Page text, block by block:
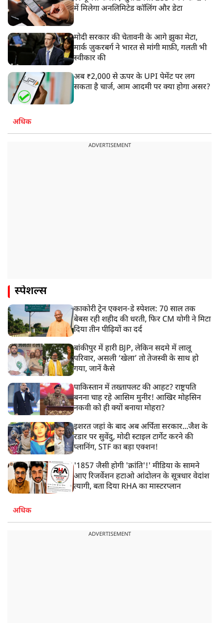
में मिलेगा अनलिमिटेड कॉलिंग और डेटा
मोदी सरकार की चेतावनी के आगे झुका मेटा,
मार्क ज़ुकरबर्ग ने भारत से मांगी माफ़ी, गलती भी
स्वीकार की
अब ₹2,000 से ऊपर के UPI पेमेंट पर लग
सकता है चार्ज, आम आदमी पर क्या होगा असर?
अधिक
ADVERTISEMENT
स्पेशल्स
काकोरी ट्रेन एक्शन-डे स्पेशल: 70 साल तक
बेबस रही शहीद की धरती, फिर CM योगी ने मिटा
दिया तीन पीढ़ियों का दर्द
बांकीपुर में हारी BJP, लेकिन सदमे में लालू
परिवार, असली ‘खेला’ तो तेजस्वी के साथ हो
गया, जानें कैसे
पाकिस्तान में तख्तापलट की आहट? राष्ट्रपति
बनना चाह रहे आसिम मुनीर! आखिर मोहसिन
नकवी को ही क्यों बनाया मोहरा?
इशरत जहां के बाद अब अर्पिता सरकार...जैश के
रडार पर सुवेंदु, मोदी स्टाइल टार्गेट करने की
प्लानिंग, STF का बड़ा एक्शन!
'1857 जैसी होगी 'क्रांति'!' मीडिया के सामने
आए रिजर्वेशन हटाओ आंदोलन के सूत्रधार वेदांश
त्यागी, बता दिया RHA का मास्टरप्लान
अधिक
ADVERTISEMENT